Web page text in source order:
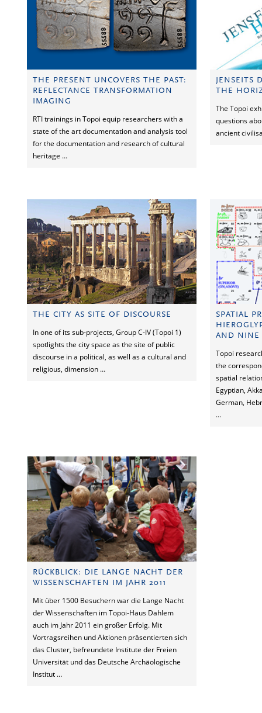
THE PRESENT UNCOVERS THE PAST:
REFLECTANCE TRANSFORMATION
IMAGING
RTI trainings in Topoi equip researchers with a
state of the art documentation and analysis tool
for the documentation and research of cultural
heritage …
JENSEITS
THE
The Topoi
questions
ancient
THE CITY AS SITE OF DISCOURSE
In one of its sub-projects, Group C-IV (Topoi 1)
spotlights the city space as the site of public
discourse in a political, as well as a cultural and
religious, dimension …
SPATIAL
AND NINE
Topoi
the
spatial
Egyptian,
German,
…
RÜCKBLICK: DIE LANGE NACHT DER
WISSENSCHAFTEN IM JAHR 2011
Mit über 1500 Besuchern war die Lange Nacht
der Wissenschaften im Topoi-Haus Dahlem
auch im Jahr 2011 ein großer Erfolg. Mit
Vortragsreihen und Aktionen präsentierten sich
das Cluster, befreundete Institute der Freien
Universität und das Deutsche Archäologische
Institut …